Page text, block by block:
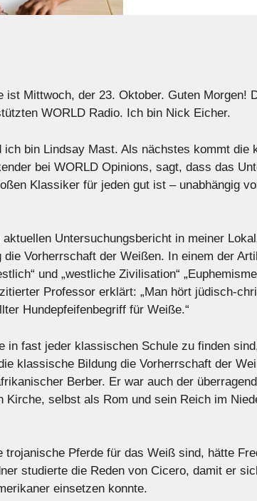
ist Mittwoch, der 23. Oktober. Guten Morgen!
WORLD Radio. Ich bin Nick Eicher.
ich bin Lindsay Mast. Als nächstes kommt die
bei WORLD Opinions, sagt, dass das
Klassiker für jeden gut ist – unabhängig
Untersuchungsbericht in meiner
Vorherrschaft der Weißen. In einem der
und „westliche Zivilisation“
Professor erklärt: „Man hört jüdisch-
Hundepfeifenbegriff für Weiße.“
in fast jeder klassischen Schule zu finden
klassische Bildung die Vorherrschaft der
Berber. Er war auch der
selbst als Rom und sein Reich im
Pferde für das Weiß sind, hätte
studierte die Reden von Cicero, damit er
einsetzen konnte.